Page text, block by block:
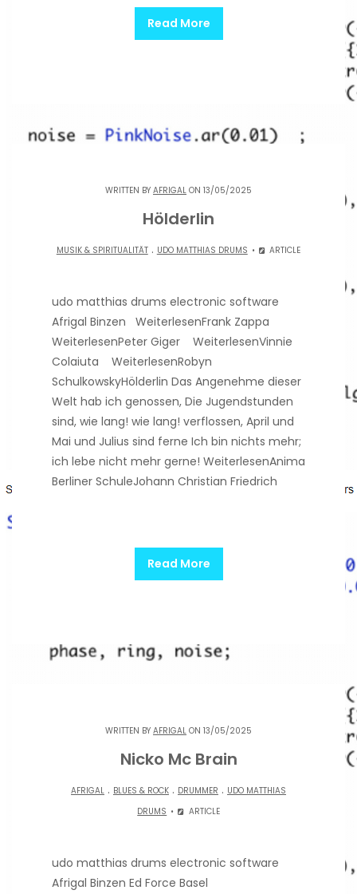
Read More
WRITTEN BY AFRIGAL ON 13/05/2025
Hölderlin
MUSIK & SPIRITUALITÄT. UDO MATTHIAS DRUMS ARTICLE
udo matthias drums electronic software
Afrigal Binzen WeiterlesenFrank Zappa
WeiterlesenPeter Giger WeiterlesenVinnie
Colaiuta WeiterlesenRobyn
SchulkowskyHölderlin Das Angenehme dieser
Welt hab ich genossen, Die Jugendstunden
sind, wie lang! wie lang! verflossen, April und
Mai und Julius sind ferne Ich bin nichts mehr;
ich lebe nicht mehr gerne! WeiterlesenAnima
Berliner SchuleJohann Christian Friedrich
Read More
WRITTEN BY AFRIGAL ON 13/05/2025
Nicko Mc Brain
AFRIGAL . BLUES & ROCK . DRUMMER . UDO MATTHIAS
DRUMS
ARTICLE
udo matthias drums electronic software
Afrigal Binzen Ed Force Basel